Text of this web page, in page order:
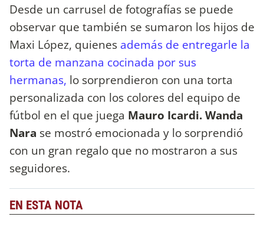
Desde un carrusel de fotografías se puede
observar que también se sumaron los hijos de
Maxi López, quienes además de entregarle la
torta de manzana cocinada por sus
hermanas, lo sorprendieron con una torta
personalizada con los colores del equipo de
fútbol en el que juega Mauro Icardi.Wanda
Nara se mostró emocionada y lo sorprendió
con un gran regalo que no mostraron a sus
seguidores.
EN ESTA NOTA